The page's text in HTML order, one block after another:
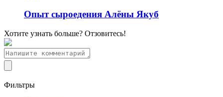
Опыт сыроедения Алёны Якуб
Хотите узнать больше? Отзовитесь!
Фильтры